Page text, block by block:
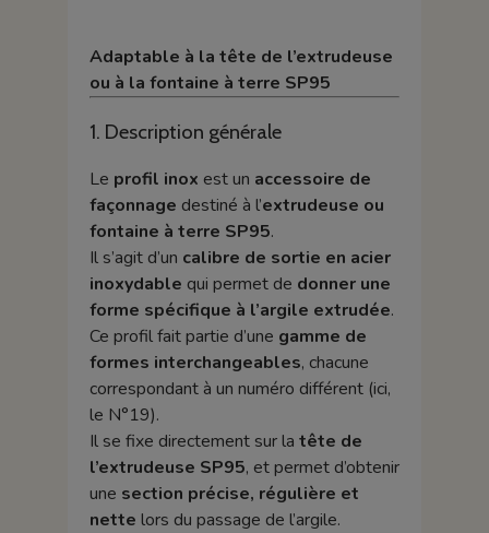
Adaptable à la tête de l’extrudeuse
ou à la fontaine à terre SP95
1. Description générale
Le profil inox est un accessoire de
façonnage destiné à l’extrudeuse ou
fontaine à terre SP95.
Il s’agit d’un calibre de sortie en acier
inoxydable qui permet de donner une
forme spécifique à l’argile extrudée.
Ce profil fait partie d’une gamme de
formes interchangeables, chacune
correspondant à un numéro différent (ici,
le N°19).
Il se fixe directement sur la tête de
l’extrudeuse SP95, et permet d’obtenir
une section précise, régulière et
nette lors du passage de l’argile.